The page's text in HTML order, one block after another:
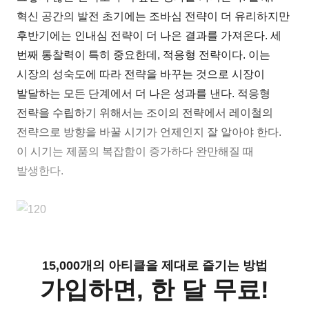
혁신 공간의 발전 초기에는 조바심 전략이 더 유리하지만
후반기에는 인내심 전략이 더 나은 결과를 가져온다. 세
번째 통찰력이 특히 중요한데, 적응형 전략이다. 이는
시장의 성숙도에 따라 전략을 바꾸는 것으로 시장이
발달하는 모든 단계에서 더 나은 성과를 낸다. 적응형
전략을 수립하기 위해서는 조이의 전략에서 레이철의
전략으로 방향을 바꿀 시기가 언제인지 잘 알아야 한다.
이 시기는 제품의 복잡함이 증가하다 완만해질 때
발생한다.
15,000개의 아티클을 제대로 즐기는 방법
가입하면, 한 달 무료!